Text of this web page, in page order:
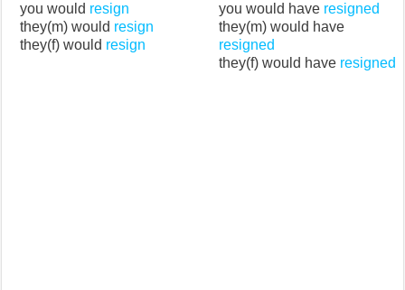
you would resign
they(m) would resign
they(f) would resign
you would have resigned
they(m) would have
resigned
they(f) would have resigned